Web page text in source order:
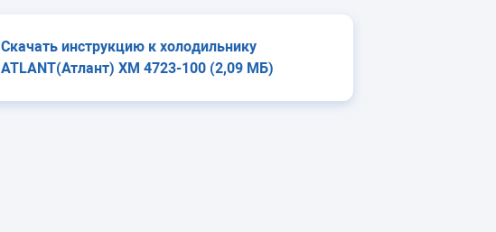
Скачать инструкцию к холодильнику
ATLANT(Атлант) ХМ 4723-100 (2,09 МБ)